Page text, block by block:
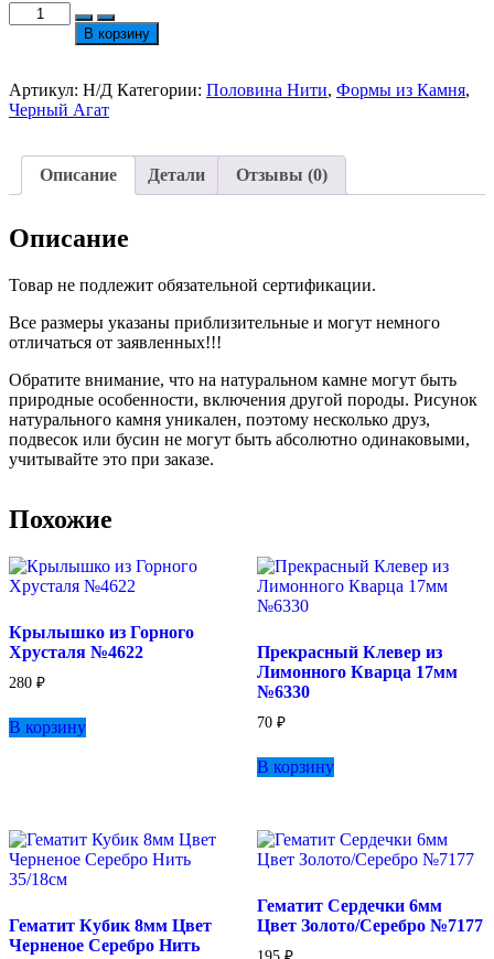
Количество
товара
Форма
Бочонки
35/18см
В корзину
Артикул: Н/Д Категории: Половина Нити, Формы из Камня,
Черный Агат
Описание Детали Отзывы (0)
Описание
Товар не подлежит обязательной сертификации.
Все размеры указаны приблизительные и могут немного
отличаться от заявленных!!!
Обратите внимание, что на натуральном камне могут быть
природные особенности, включения другой породы. Рисунок
натурального камня уникален, поэтому несколько друз,
подвесок или бусин не могут быть абсолютно одинаковыми,
учитывайте это при заказе.
Похожие
Крылышко из Горного
Хрусталя №4622
280 ₽
В корзину
Прекрасный Клевер из
Лимонного Кварца 17мм
№6330
70 ₽
В корзину
Гематит Кубик 8мм Цвет
Черненое Серебро Нить
Гематит Сердечки 6мм
Цвет Золото/Серебро №7177